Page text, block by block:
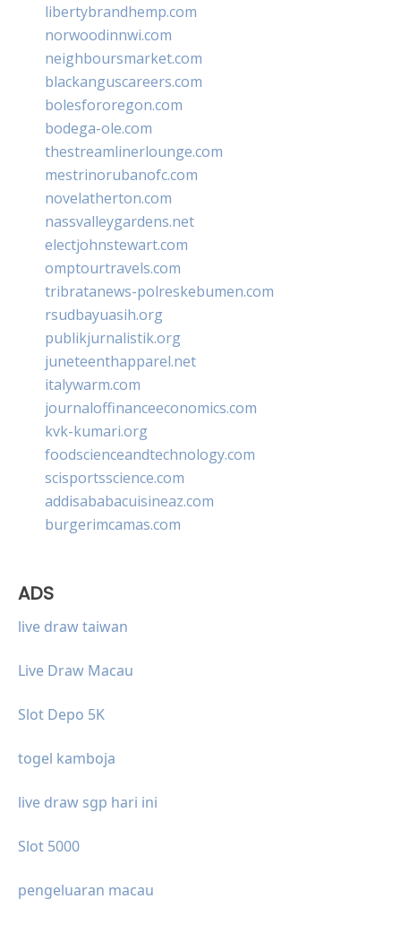
libertybrandhemp.com
norwoodinnwi.com
neighboursmarket.com
blackanguscareers.com
bolesfororegon.com
bodega-ole.com
thestreamlinerlounge.com
mestrinorubanofc.com
novelatherton.com
nassvalleygardens.net
electjohnstewart.com
omptourtravels.com
tribratanews-polreskebumen.com
rsudbayuasih.org
publikjurnalistik.org
juneteenthapparel.net
italywarm.com
journaloffinanceeconomics.com
kvk-kumari.org
foodscienceandtechnology.com
scisportsscience.com
addisababacuisineaz.com
burgerimcamas.com
ADS
live draw taiwan
Live Draw Macau
Slot Depo 5K
togel kamboja
live draw sgp hari ini
Slot 5000
pengeluaran macau